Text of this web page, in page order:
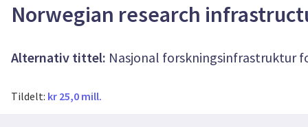
Norwegian research
Alternativ tittel: Nasjonal forskningsinfrastruktur
Tildelt: kr 25,0 mill.